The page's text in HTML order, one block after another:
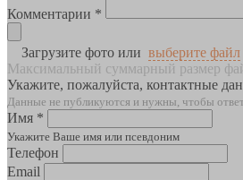
Комментарии *
Загрузите фото или выберите файл
Максимальный суммарный размер
Укажите, пожалуйста, контактные
Данные не публикуются и нужны, чтобы
Имя *
Укажите Ваше имя или псевдоним
Телефон
Email